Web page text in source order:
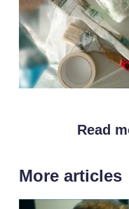
Read
More articles